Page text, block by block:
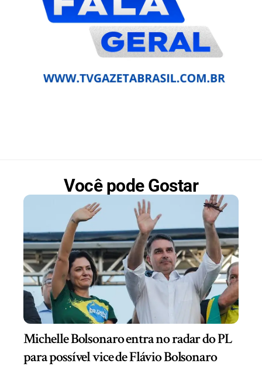
Você pode Gostar
Michelle Bolsonaro entra no radar do PL
para possível vice de Flávio Bolsonaro